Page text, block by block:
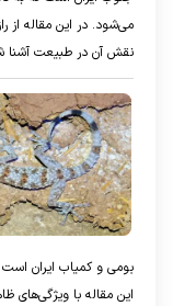
می‌شود. در این مقاله از
نقش آن در طبیعت آشنا
بومی و کمیاب ایران
این مقاله با ویژگی‌های